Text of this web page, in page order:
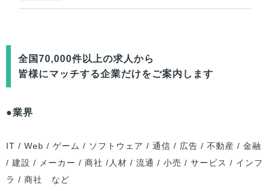
全国70,000件以上の求人から
皆様にマッチする企業だけをご案内します
●業界
IT / Web / ゲーム / ソフトウェア / 通信 / 広告 / 不動産 / 金融
/ 建設 / メーカー / 商社 /人材 / 流通 / 小売 / サービス / インフ
ラ / 商社 など